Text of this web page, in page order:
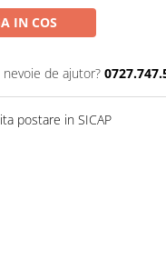
IN COS
nevoie de ajutor?
postare in SICAP